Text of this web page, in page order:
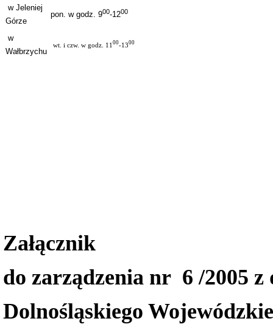
w Jeleniej
Górze
pon. w godz. 900-1200
w
Wałbrzychu
wt. i czw. w godz. 11 00-1300
Załącznik
do zarządzenia nr 6 /2005
Dolnośląskiego